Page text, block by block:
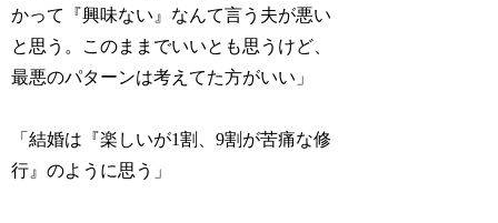
かって『興味ない』なんて言う夫が悪い
と思う。このままでいいとも思うけど、
最悪のパターンは考えてた方がいい」
「結婚は『楽しいが1割、9割が苦痛な修
行』のように思う」